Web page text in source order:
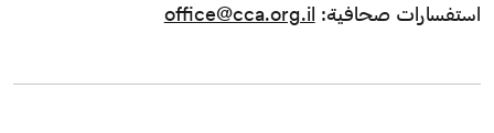
استفسارات صحافية: office@cca.org.il